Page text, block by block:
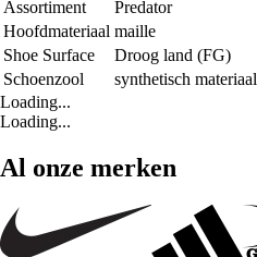
Assortiment
Predator
Hoofdmateriaal maille
Shoe Surface
Droog land (FG)
Schoenzool
synthetisch materiaal
Loading...
Loading...
Al onze merken